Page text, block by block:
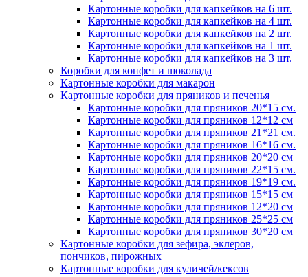
Картонные коробки для капкейков на 6 шт.
Картонные коробки для капкейков на 4 шт.
Картонные коробки для капкейков на 2 шт.
Картонные коробки для капкейков на 1 шт.
Картонные коробки для капкейков на 3 шт.
Коробки для конфет и шоколада
Картонные коробки для макарон
Картонные коробки для пряников и печенья
Картонные коробки для пряников 20*15 см.
Картонные коробки для пряников 12*12 см
Картонные коробки для пряников 21*21 см.
Картонные коробки для пряников 16*16 см.
Картонные коробки для пряников 20*20 см
Картонные коробки для пряников 22*15 см.
Картонные коробки для пряников 19*19 см.
Картонные коробки для пряников 15*15 см
Картонные коробки для пряников 12*20 см
Картонные коробки для пряников 25*25 см
Картонные коробки для пряников 30*20 см
Картонные коробки для зефира, эклеров,
пончиков, пирожных
Картонные коробки для куличей/кексов